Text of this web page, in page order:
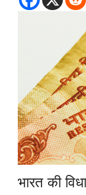
भारत की